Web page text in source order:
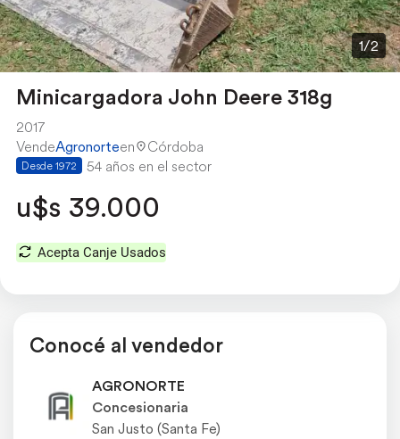
1/2
Minicargadora John Deere 318g
2017
VendeAgronorteen Córdoba
Desde 1972 54 años en el sector
u$s 39.000
Acepta Canje Usados
Conocé al vendedor
AGRONORTE
Concesionaria
San Justo (Santa Fe)